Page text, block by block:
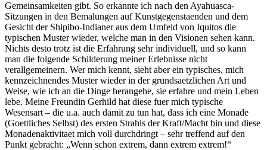
Gemeinsamkeiten gibt. So erkannte ich nach den Ayahuasca-
Sitzungen in den Bemalungen auf Kunstgegenstaenden und dem
Gesicht der Shipibo-Indianer aus dem Umfeld von Iquitos die
typischen Muster wieder, welche man in den Visionen sehen kann.
Nichts desto trotz ist die Erfahrung sehr individuell, und so kann
man die folgende Schilderung meiner Erlebnisse nicht
verallgemeinern. Wer mich kennt, sieht aber ein typisches, mich
kennzeichnendes Muster wieder in der grundsaetzlichen Art und
Weise, wie ich an die Dinge herangehe, sie erfahre und mein Leben
lebe. Meine Freundin Gerhild hat diese fuer mich typische
Wesensart – die u.a. auch damit zu tun hat, dass ich eine Monade
(Goettliches Selbst) des ersten Strahls der Kraft/Macht bin und diese
Monadenaktivitaet mich voll durchdringt – sehr treffend auf den
Punkt gebracht: „Wenn schon extrem, dann extrem extrem!“